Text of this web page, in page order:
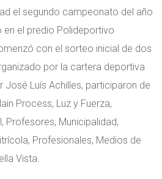
el segundo campeonato del año
en el predio Polideportivo
con el sorteo inicial de dos
por la cartera deportiva
Luís Achilles, participaron de
Process, Luz y Fuerza,
Profesores, Municipalidad,
Profesionales, Medios de
Vista.